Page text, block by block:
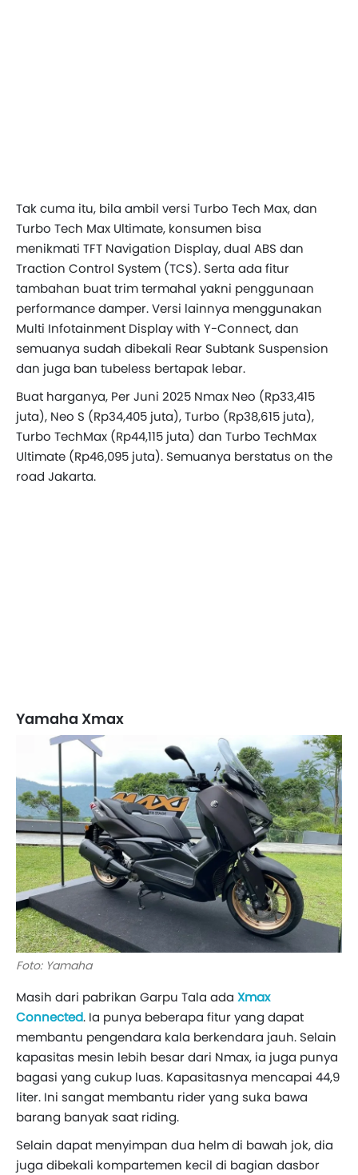
Tak cuma itu, bila ambil versi Turbo Tech Max, dan
Turbo Tech Max Ultimate, konsumen bisa
menikmati TFT Navigation Display, dual ABS dan
Traction Control System (TCS). Serta ada fitur
tambahan buat trim termahal yakni penggunaan
performance damper. Versi lainnya menggunakan
Multi Infotainment Display with Y-Connect, dan
semuanya sudah dibekali Rear Subtank Suspension
dan juga ban tubeless bertapak lebar.
Buat harganya, Per Juni 2025 Nmax Neo (Rp33,415
juta), Neo S (Rp34,405 juta), Turbo (Rp38,615 juta),
Turbo TechMax (Rp44,115 juta) dan Turbo TechMax
Ultimate (Rp46,095 juta). Semuanya berstatus on the
road Jakarta.
Yamaha Xmax
Foto: Yamaha
Masih dari pabrikan Garpu Tala ada Xmax
Connected. Ia punya beberapa fitur yang dapat
membantu pengendara kala berkendara jauh. Selain
kapasitas mesin lebih besar dari Nmax, ia juga punya
bagasi yang cukup luas. Kapasitasnya mencapai 44,9
liter. Ini sangat membantu rider yang suka bawa
barang banyak saat riding.
Selain dapat menyimpan dua helm di bawah jok, dia
juga dibekali kompartemen kecil di bagian dasbor